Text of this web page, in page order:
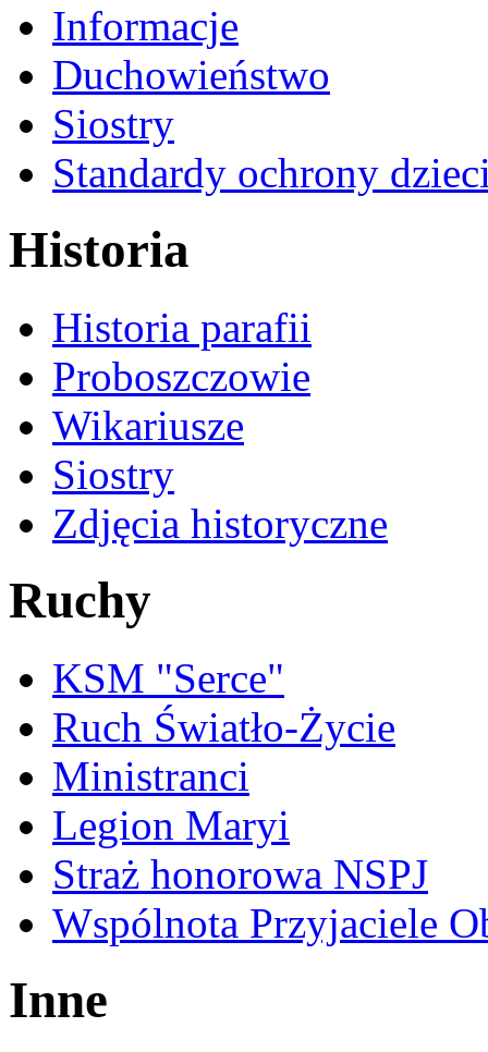
Informacje
Duchowieństwo
Siostry
Standardy ochrony
Historia
Historia parafii
Proboszczowie
Wikariusze
Siostry
Zdjęcia historyczne
Ruchy
KSM "Serce"
Ruch Światło-Życie
Ministranci
Legion Maryi
Straż honorowa NSPJ
Wspólnota Przyjaciele
Inne